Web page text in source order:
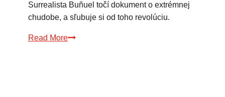
Surrealista Buñuel točí dokument o extrémnej
chudobe, a sľubuje si od toho revolúciu.
Read MoreBuñuel